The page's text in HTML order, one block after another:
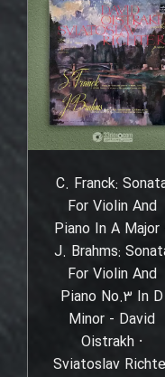
C. Franck:
For Violin And
Piano In A Major
J. Brahms:
For Violin And
Piano No.3 In D
Minor - David
Oistrakh ⸱
Sviatoslav